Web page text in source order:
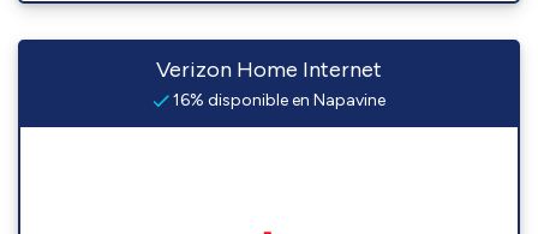
Verizon Home Internet
16% disponible en Napavine